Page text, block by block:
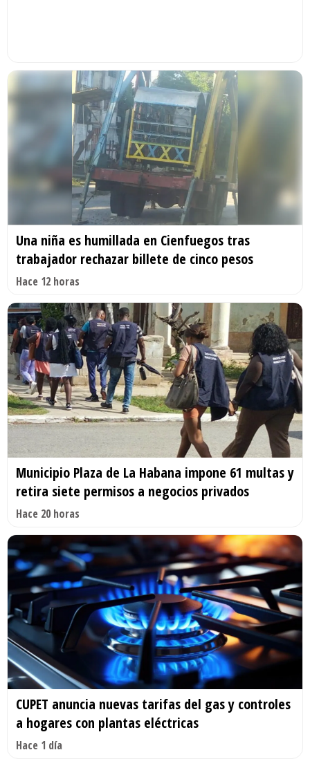
Una niña es humillada en Cienfuegos tras
trabajador rechazar billete de cinco pesos
Hace 12 horas
Municipio Plaza de La Habana impone 61 multas y
retira siete permisos a negocios privados
Hace 20 horas
CUPET anuncia nuevas tarifas del gas y controles
a hogares con plantas eléctricas
Hace 1 día